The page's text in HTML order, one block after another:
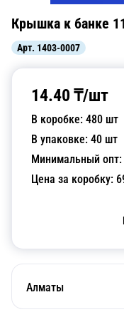
Крышка к банке
Арт. 1403-0007
14.40 ₸/шт
В коробке: 480 шт
В упаковке: 40 шт
Минимальный опт:
Цена за коробку:
Алматы